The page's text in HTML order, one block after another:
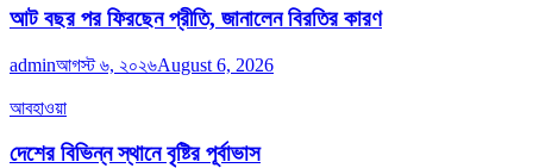
আট বছর পর ফিরছেন প্রীতি, জানালেন বিরতির কারণ
adminআগস্ট ৬, ২০২৬August 6, 2026
আবহাওয়া
দেশের বিভিন্ন স্থানে বৃষ্টির পূর্বাভাস